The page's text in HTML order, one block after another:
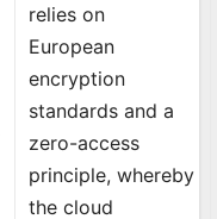
relies on
European
encryption
standards and a
zero-access
principle, whereby
the cloud